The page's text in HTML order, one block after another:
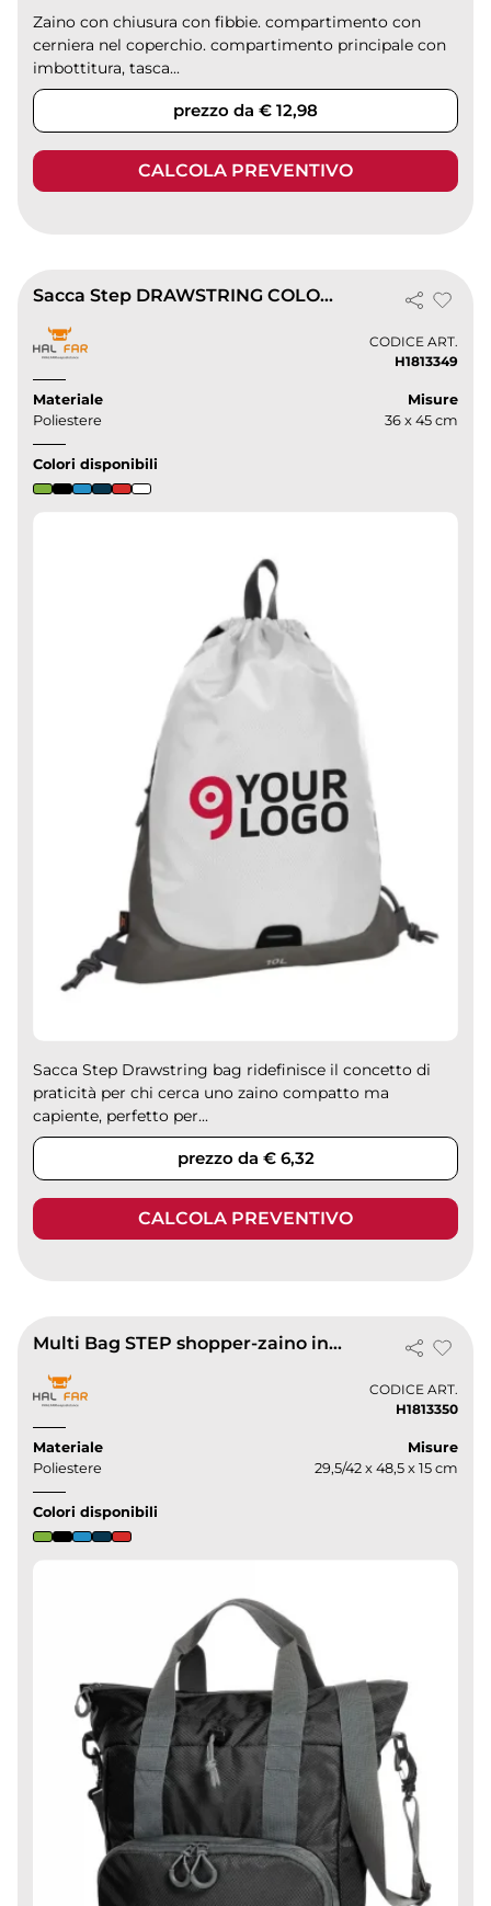
Zaino con chiusura con fibbie. compartimento con
cerniera nel coperchio. compartimento principale con
imbottitura, tasca...
prezzo da € 12,98
CALCOLA PREVENTIVO
Sacca Step DRAWSTRING COLORE Nero 36x45 cm con zip e rifrangenti
CODICE ART.
H1813349
Materiale
Poliestere
Misure
36 x 45 cm
Colori disponibili
Sacca Step Drawstring bag ridefinisce il concetto di
praticità per chi cerca uno zaino compatto ma
capiente, perfetto per...
prezzo da € 6,32
CALCOLA PREVENTIVO
Multi Bag STEP shopper-zaino in poliestere 22L nero con tracolla
CODICE ART.
H1813350
Materiale
Poliestere
Misure
29,5/42 x 48,5 x 15 cm
Colori disponibili